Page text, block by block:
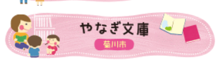
あいのうた短歌講座 第２回②
あいのうた短歌講座 第３回①